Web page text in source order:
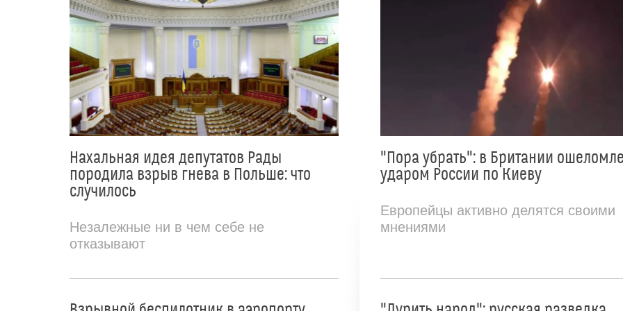
Нахальная идея депутатов Рады
породила взрыв гнева в Польше: что
случилось
Незалежные ни в чем себе не
отказывают
"Пора убрать": в Британии
ударом России по Киеву
Европейцы активно делятся своими
мнениями